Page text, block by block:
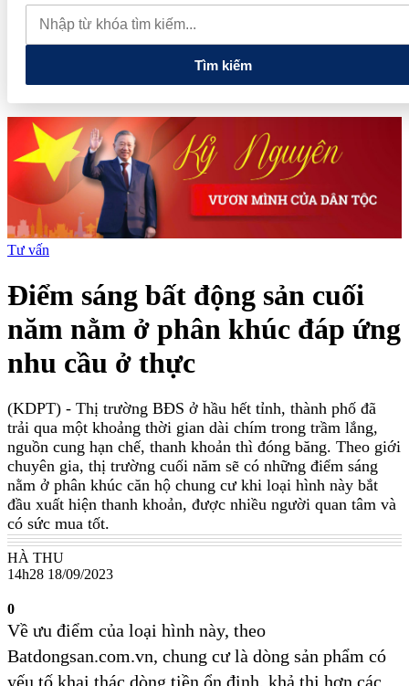
lao dốc mất mốc 100.000 đồng/kg
Chính phủ kiến tạo hệ sinh
thái phát triển, nâng tầm kinh tế tư nhân
Tìm kiếm
Tư vấn
Điểm sáng bất động sản cuối
năm nằm ở phân khúc đáp ứng
nhu cầu ở thực
(KDPT) - Thị trường BĐS ở hầu hết tỉnh, thành phố đã
trải qua một khoảng thời gian dài chím trong trầm lắng,
nguồn cung hạn chế, thanh khoản thì đóng băng. Theo giới
chuyên gia, thị trường cuối năm sẽ có những điểm sáng
nằm ở phân khúc căn hộ chung cư khi loại hình này bắt
đầu xuất hiện thanh khoản, được nhiều người quan tâm và
có sức mua tốt.
HÀ THU
14h28 18/09/2023
0
Về ưu điểm của loại hình này, theo
Batdongsan.com.vn, chung cư là dòng sản phẩm có
yếu tố khai thác dòng tiền ổn định, khả thi hơn các